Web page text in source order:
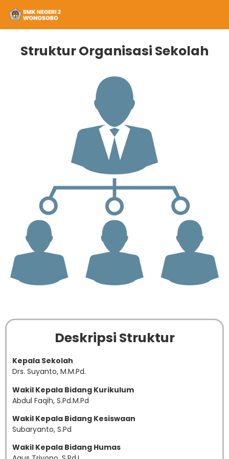
Struktur Organisasi Sekolah
Deskripsi Struktur
Kepala Sekolah
Drs. Suyanto, M.M.Pd.
Wakil Kepala Bidang Kurikulum
Abdul Faqih, S.Pd.M.Pd
Wakil Kepala Bidang Kesiswaan
Subaryanto, S.Pd
Wakil Kepala Bidang Humas